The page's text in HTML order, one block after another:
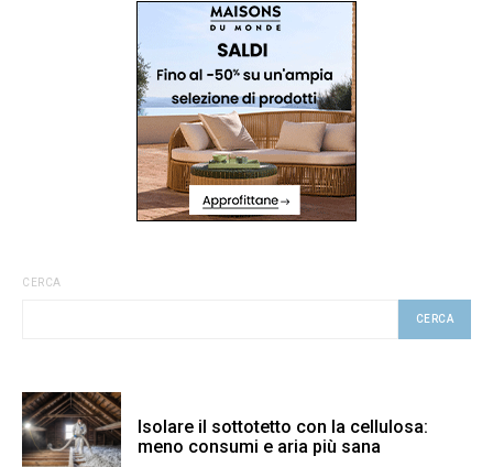
CERCA
CERCA
Isolare il sottotetto con la cellulosa:
meno consumi e aria più sana